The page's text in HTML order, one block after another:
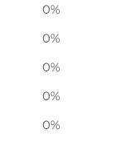
0%
0%
0%
0%
0%